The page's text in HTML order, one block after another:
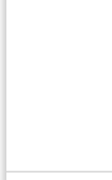
(PDC) plaats.